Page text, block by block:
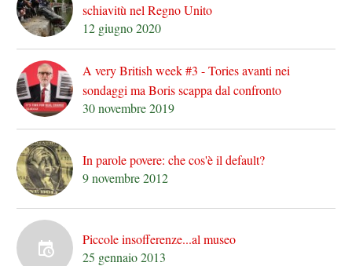
schiavitù nel Regno Unito
12 giugno 2020
A very British week #3 - Tories avanti nei
sondaggi ma Boris scappa dal confronto
30 novembre 2019
In parole povere: che cos'è il default?
9 novembre 2012
Piccole insofferenze...al museo
25 gennaio 2013